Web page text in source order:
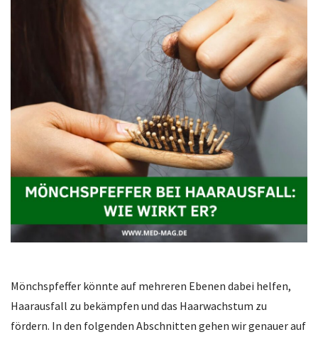
Mönchspfeffer könnte auf mehreren Ebenen dabei helfen,
Haarausfall zu bekämpfen und das Haarwachstum zu
fördern. In den folgenden Abschnitten gehen wir genauer auf